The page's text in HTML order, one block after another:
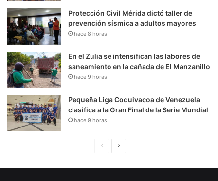
Protección Civil Mérida dictó taller de
prevención sísmica a adultos mayores
hace 8 horas
En el Zulia se intensifican las labores de
saneamiento en la cañada de El Manzanillo
hace 9 horas
Pequeña Liga Coquivacoa de Venezuela
clasifica a la Gran Final de la Serie Mundial
hace 9 horas